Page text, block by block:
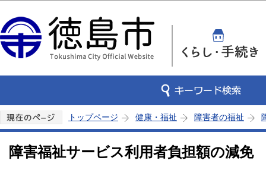
トップページ 健康・福祉 障害者の福祉
障害福祉サービス利用者負担額の減免